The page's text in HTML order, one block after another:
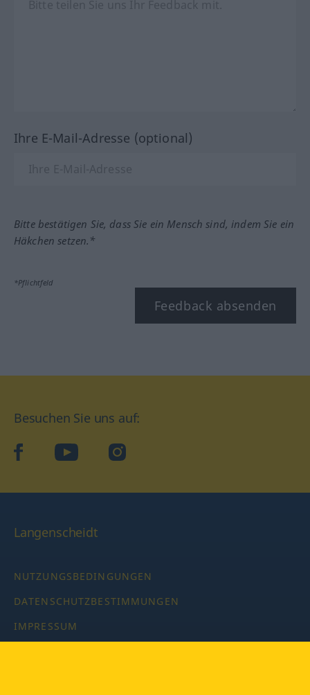
Ihre E-Mail-Adresse (optional)
Bitte bestätigen Sie, dass Sie ein Mensch sind, indem Sie ein
Häkchen setzen.*
*Pflichtfeld
Feedback absenden
Besuchen Sie uns auf:
facebookYouTube Instagram
Langenscheidt
NUTZUNGSBEDINGUNGEN
DATENSCHUTZBESTIMMUNGEN
IMPRESSUM